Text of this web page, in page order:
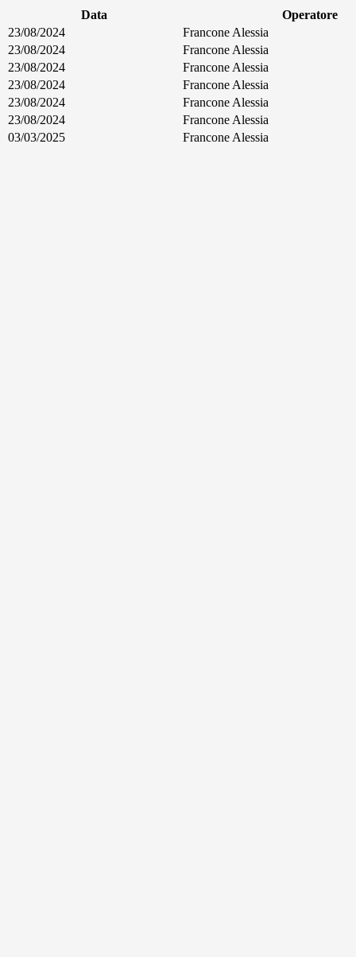
Data
Operatore
23/08/2024
Francone Alessia
23/08/2024
Francone Alessia
23/08/2024
Francone Alessia
23/08/2024
Francone Alessia
23/08/2024
Francone Alessia
23/08/2024
Francone Alessia
03/03/2025
Francone Alessia